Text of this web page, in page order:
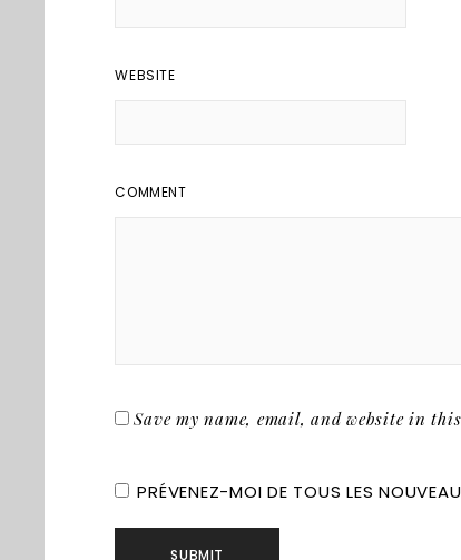
WEBSITE
COMMENT
Save my name, email, and website in
PRÉVENEZ-MOI DE TOUS LES